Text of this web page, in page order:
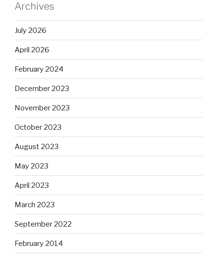
Archives
July 2026
April 2026
February 2024
December 2023
November 2023
October 2023
August 2023
May 2023
April 2023
March 2023
September 2022
February 2014